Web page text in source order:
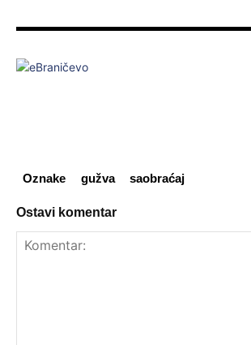
Oznake gužva saobraćaj
Ostavi komentar